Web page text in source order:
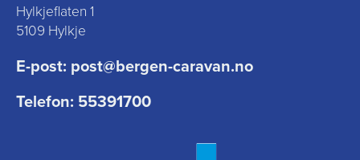
Hylkjeflaten 1
5109 Hylkje
E-post: post@bergen-caravan.no
Telefon: 55391700